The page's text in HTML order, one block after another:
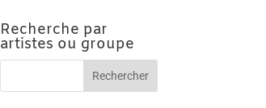
Recherche par
artistes ou groupe